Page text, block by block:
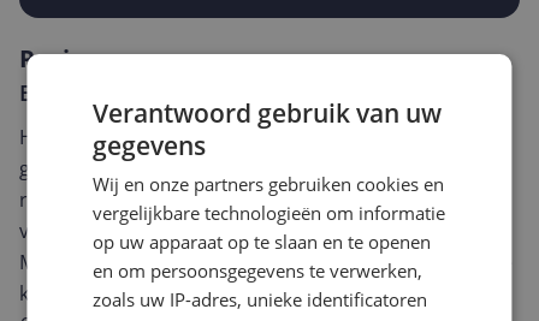
Reviews
Er zijn nog geen reviews geschreven
Heb jij dit product in bezit en wil je graag je mening
geven? Start dan hieronder met het schrijven van je
review. Afhankelijk van de details duurt het schrijven
van een review gemiddeld tussen de 3 en 10 minuten.
Met jouw mening help je andere bezoekers een betere
keuze te maken én maak je iedere maand kans op
Verantwoord gebruik van uw
gegevens
Wij en onze partners gebruiken cookies en
vergelijkbare technologieën om informatie
op uw apparaat op te slaan en te openen
en om persoonsgegevens te verwerken,
zoals uw IP-adres, unieke identificatoren